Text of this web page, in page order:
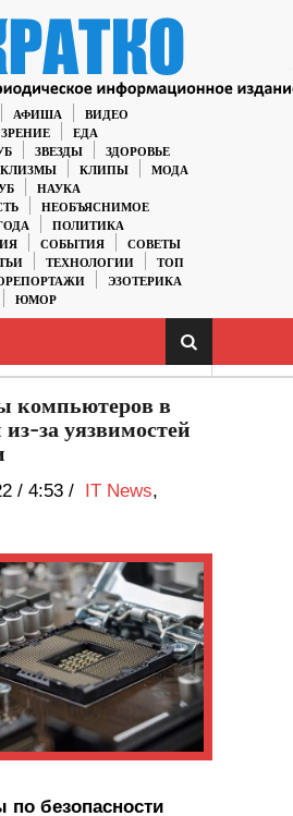
АФИША
ВИДЕО
ЕДА
ЗВЕЗДЫ
ЗДОРОВЬЕ
КЛИПЫ
МОДА
НАУКА
НЕОБЪЯСНИМОЕ
ПОЛИТИКА
СОБЫТИЯ
СОВЕТЫ
ТЕХНОЛОГИИ
ТОП
ЭЗОТЕРИКА
ЮМОР
компьютеров в
из-за уязвимостей
/ 4:53 / IT News,
по безопасности